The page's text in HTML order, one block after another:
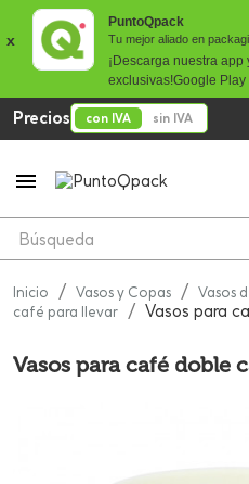
x
PuntoQpack
Tu mejor aliado en
¡Descarga nuestra
exclusivas!Google Play
Precios con IVA sin IVA

Inicio Vasos y Copas Vasos
café para llevar
Vasos para
Vasos para café doble